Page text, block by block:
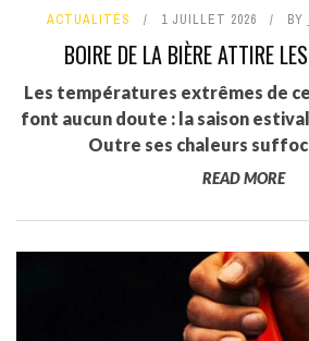
ACTUALITÉS 1 JUILLET 2026 BY
BOIRE DE LA BIÈRE ATTIRE
Les températures extrêmes de
font aucun doute : la saison
Outre ses chaleurs
READ MORE